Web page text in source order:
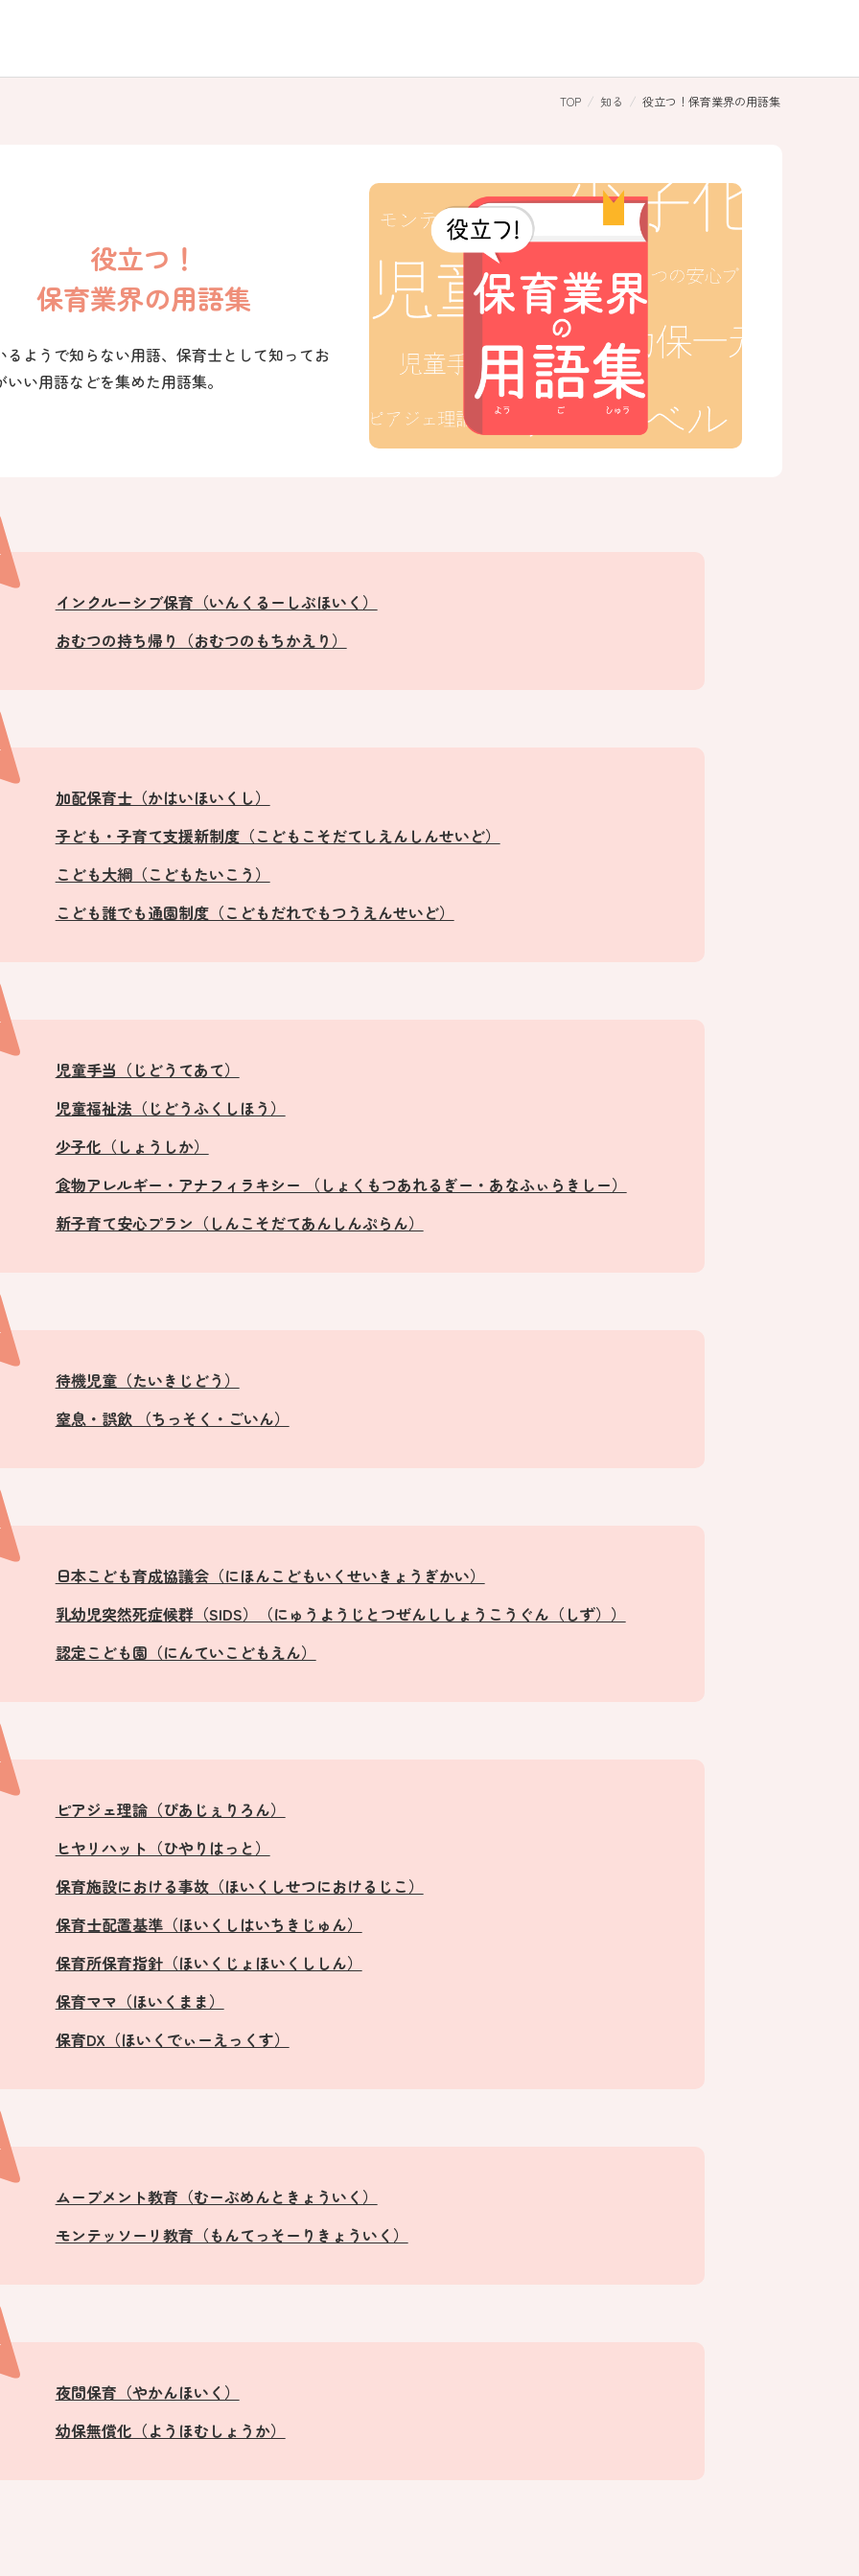
TOP 知る 役立つ！保育業界の用語集
役立つ！
保育業界の用語集
るようで知らない用語、保育士として知ってお
いい用語などを集めた用語集。
インクルーシブ保育（いんくるーしぶほいく）
おむつの持ち帰り（おむつのもちかえり）
加配保育士（かはいほいくし）
子ども・子育て支援新制度（こどもこそだてしえんしんせいど）
こども大綱（こどもたいこう）
こども誰でも通園制度（こどもだれでもつうえんせいど）
児童手当（じどうてあて）
児童福祉法（じどうふくしほう）
少子化（しょうしか）
食物アレルギー・アナフィラキシー （しょくもつあれるぎー・あなふぃらきしー）
新子育て安心プラン（しんこそだてあんしんぷらん）
待機児童（たいきじどう）
窒息・誤飲 （ちっそく・ごいん）
日本こども育成協議会（にほんこどもいくせいきょうぎかい）
乳幼児突然死症候群（SIDS）（にゅうようじとつぜんししょうこうぐん（しず））
認定こども園（にんていこどもえん）
ピアジェ理論（ぴあじぇりろん）
ヒヤリハット（ひやりはっと）
保育施設における事故（ほいくしせつにおけるじこ）
保育士配置基準（ほいくしはいちきじゅん）
保育所保育指針（ほいくじょほいくししん）
保育ママ（ほいくまま）
保育DX（ほいくでぃーえっくす）
ムーブメント教育（むーぶめんときょういく）
モンテッソーリ教育（もんてっそーりきょういく）
夜間保育（やかんほいく）
幼保無償化（ようほむしょうか）